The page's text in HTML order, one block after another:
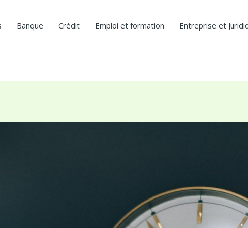
Banque Crédit Emploi et formation Entreprise et